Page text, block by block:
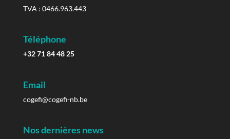
TVA : 0466.963.443
Téléphone
+32 71 84 48 25
Email
cogefi@cogefi-nb.be
Nos dernières news